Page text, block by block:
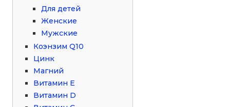
Для детей
Женские
Мужские
Коэнзим Q10
Цинк
Магний
Витамин Е
Витамин D